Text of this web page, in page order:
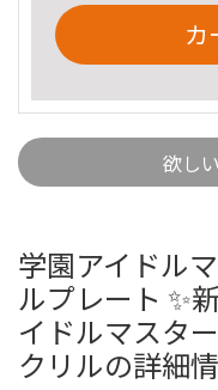
カ
欲し
学園アイドル
ルプレート ✨
イドルマスタ
クリルの詳細